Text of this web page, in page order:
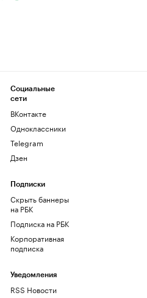
Социальные
сети
ВКонтакте
Одноклассники
Telegram
Дзен
Подписки
Скрыть баннеры
на РБК
Подписка на РБК
Корпоративная
подписка
Уведомления
RSS Новости